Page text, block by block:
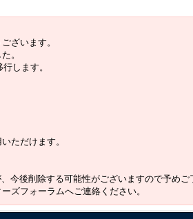
ざいます。
。
行します。
ただけます。
今後削除する可能性がございますので予めご
ズフォーラムへご連絡ください。